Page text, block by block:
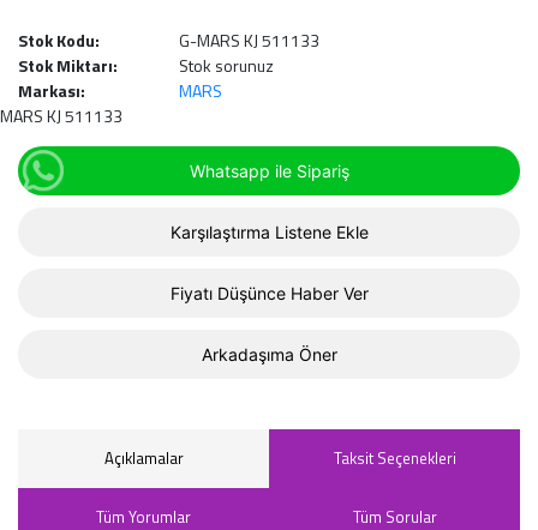
Stok Kodu:
G-MARS KJ 511133
Stok Miktarı:
Stok sorunuz
Markası:
MARS
MARS KJ 511133
Whatsapp ile Sipariş
Karşılaştırma Listene Ekle
Fiyatı Düşünce Haber Ver
Arkadaşıma Öner
Açıklamalar Taksit Seçenekleri
Tüm Yorumlar Tüm Sorular